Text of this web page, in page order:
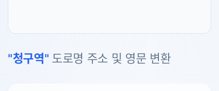
"청구역" 도로명 주소 및 영문 변환